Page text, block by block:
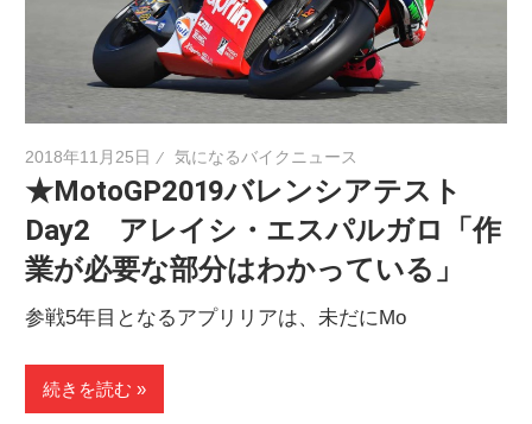
2018年11月25日 気になるバイクニュース
★MotoGP2019バレンシアテスト
Day2 アレイシ・エスパルガロ「作
業が必要な部分はわかっている」
参戦5年目となるアプリリアは、未だにMo
続きを読む